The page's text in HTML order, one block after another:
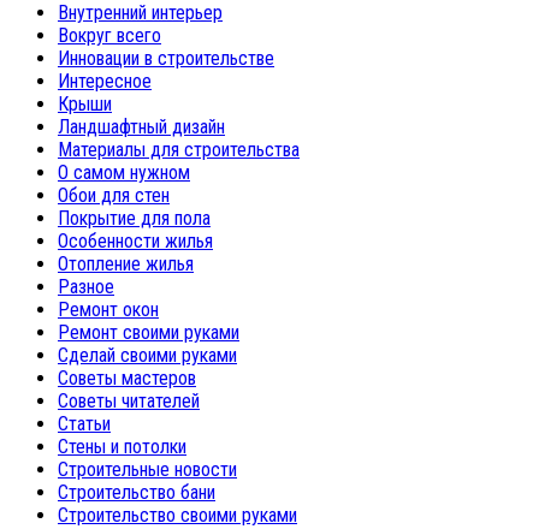
Внутренний интерьер
Вокруг всего
Инновации в строительстве
Интересное
Крыши
Ландшафтный дизайн
Материалы для строительства
О самом нужном
Обои для стен
Покрытие для пола
Особенности жилья
Отопление жилья
Разное
Ремонт окон
Ремонт своими руками
Сделай своими руками
Советы мастеров
Советы читателей
Статьи
Стены и потолки
Строительные новости
Строительство бани
Строительство своими руками